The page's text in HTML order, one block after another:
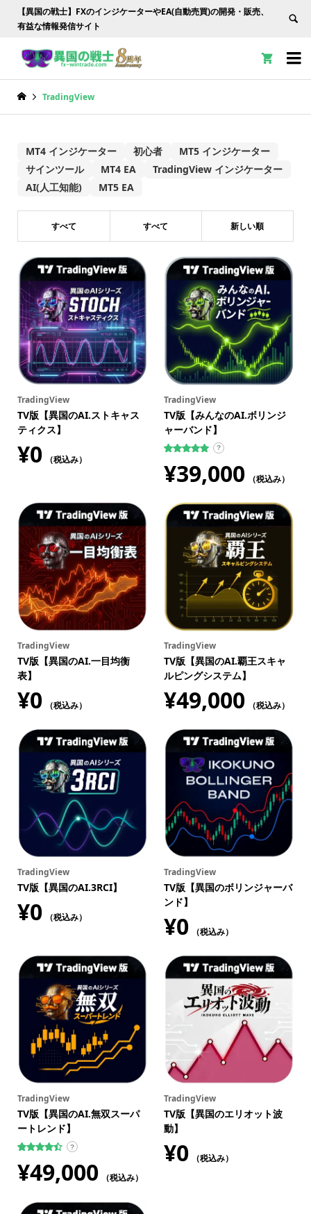
【異国の戦士】FXのインジケーターやEA(自動売買)の開発・販売、
有益な情報発信サイト


TradingView
MT4 インジケーター 初心者
MT5 インジケーター
サインツール
MT4 EA
TradingView インジケーター
AI(人工知能)
MT5 EA
すべて すべて 新しい順
TradingView
TV版【異国のAI.ストキャス
ティクス】
¥0 （税込み）
TradingView
TV版【みんなのAI.ボリンジ
ャーバンド】
評価に基づ
く5段階評
価のうち、
?
¥39,000 （税込み）
TradingView
TV版【異国のAI.一目均衡
表】
¥0 （税込み）
TradingView
TV版【異国のAI.覇王スキャ
ルピングシステム】
¥49,000 （税込み）
TradingView
TV版【異国のAI.3RCI】
¥0 （税込み）
TradingView
TV版【異国のボリンジャーバ
ンド】
¥0 （税込み）
TradingView
TV版【異国のAI.無双スーパ
ートレンド】
者評価に
基づく5段
?
¥49,000 （税込み）
TradingView
TV版【異国のエリオット波
動】
¥0 （税込み）